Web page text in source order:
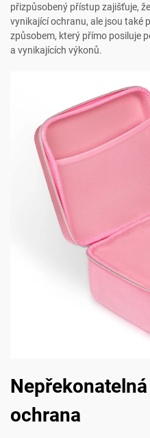
přizpůsobený přístup zajišťuje,
vynikající ochranu, ale jsou také
způsobem, který přímo posiluje
a vynikajících výkonů.
ochrana